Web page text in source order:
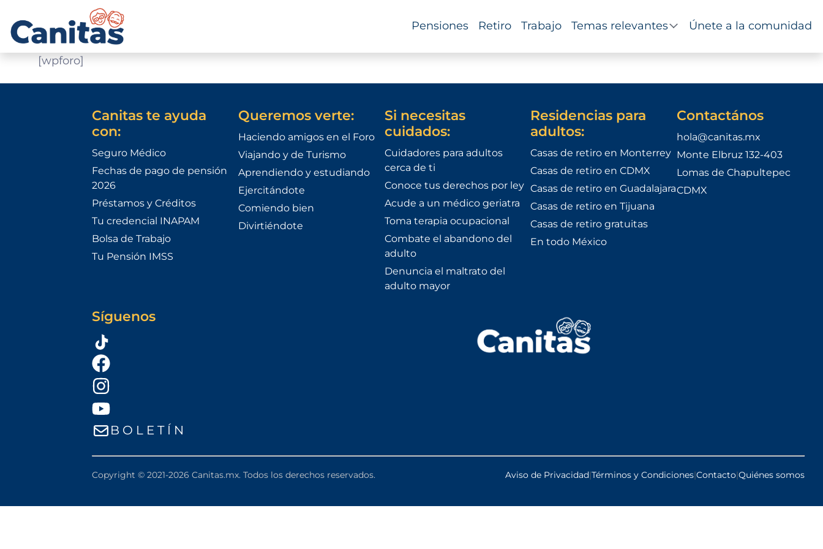
Pensiones Retiro Trabajo Temas relevantes Únete a la comunidad
[wpforo]
Canitas te ayuda
con:
Seguro Médico
Fechas de pago de pensión
2026
Préstamos y Créditos
Tu credencial INAPAM
Bolsa de Trabajo
Tu Pensión IMSS
Queremos verte:
Haciendo amigos en el Foro
Viajando y de Turismo
Aprendiendo y estudiando
Ejercitándote
Comiendo bien
Divirtiéndote
Si necesitas
cuidados:
Cuidadores para adultos
cerca de ti
Conoce tus derechos por ley
Acude a un médico geriatra
Toma terapia ocupacional
Combate el abandono del
adulto
Denuncia el maltrato del
adulto mayor
Residencias para
adultos:
Casas de retiro en Monterrey
Casas de retiro en CDMX
Casas de retiro en Guadalajara
Casas de retiro en Tijuana
Casas de retiro gratuitas
En todo México
Contactános
hola@canitas.mx
Monte Elbruz 132-403
Lomas de Chapultepec
CDMX
Síguenos
B O L E T Í N
Copyright © 2021-2026 Canitas.mx. Todos los derechos reservados. Aviso de Privacidad|Términos y Condiciones|Contacto|Quiénes somos